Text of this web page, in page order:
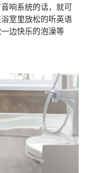
响系统的话，就可
室里放松的听英语
边快乐的泡澡等